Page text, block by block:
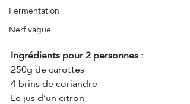
Fermentation
Nerf vague
Ingrédients pour 2 personnes :
250g de carottes
4 brins de coriandre
Le jus d’un citron